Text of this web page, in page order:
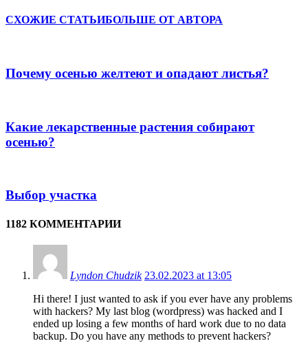
СХОЖИЕ СТАТЬИБОЛЬШЕ ОТ АВТОРА
Почему осенью желтеют и опадают листья?
Какие лекарственные растения собирают
осенью?
Выбор участка
1182 КОММЕНТАРИИ
Lyndon Chudzik 23.02.2023 at 13:05
Hi there! I just wanted to ask if you ever have any problems
with hackers? My last blog (wordpress) was hacked and I
ended up losing a few months of hard work due to no data
backup. Do you have any methods to prevent hackers?